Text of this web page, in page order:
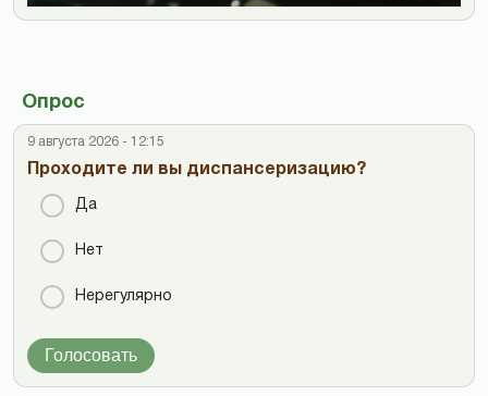
Опрос
9 августа 2026 - 12:15
Проходите ли вы диспансеризацию?
Да
Нет
Нерегулярно
Голосовать